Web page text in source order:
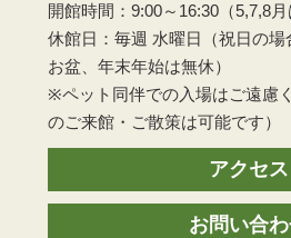
開館時間：9:00～16:30（5,7,8月
休館日：毎週 水曜日（祝日の場
お盆、年末年始は無休）
※ペット同伴での入場はご遠慮
のご来館・ご散策は可能です）
アクセス
お問い合